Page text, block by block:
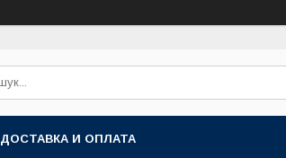
ДОСТАВКА И ОПЛАТА